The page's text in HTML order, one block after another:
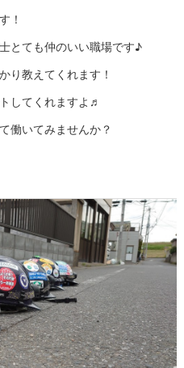
！
とても仲のいい職場です♪
り教えてくれます！
してくれますよ♬
働いてみませんか？